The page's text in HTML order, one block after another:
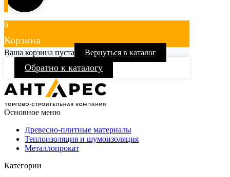
0
Корзина
Ваша корзина пуста Вернуться в каталог
Обратно к каталогу
Основное меню
Древесно-плитные материалы
Теплоизоляция и шумоизоляция
Металлопрокат
Категории